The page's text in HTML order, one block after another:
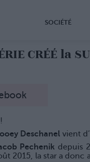
SOCIÉTÉ
CRÉÉ la
Deschanel vient
Pechenik depuis
2015, la star a